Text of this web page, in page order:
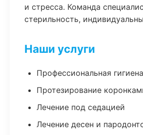
и стресса. Команда
стерильность,
Наши услуги
Профессиональная
Протезирование
Лечение под седацией
Лечение десен и